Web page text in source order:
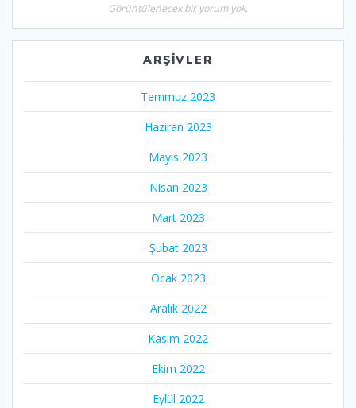
Görüntülenecek bir yorum yok.
ARŞIVLER
Temmuz 2023
Haziran 2023
Mayıs 2023
Nisan 2023
Mart 2023
Şubat 2023
Ocak 2023
Aralık 2022
Kasım 2022
Ekim 2022
Eylül 2022